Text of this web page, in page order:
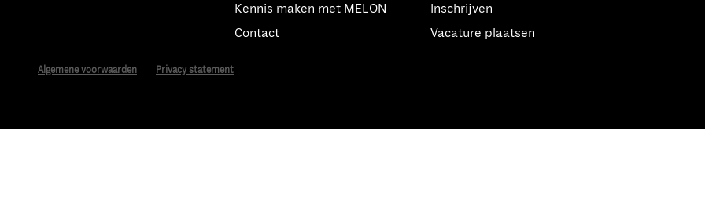
Inschrijven
Vacature plaatsen
Kennis maken met MELON
Contact
Algemene voorwaarden Privacy statement